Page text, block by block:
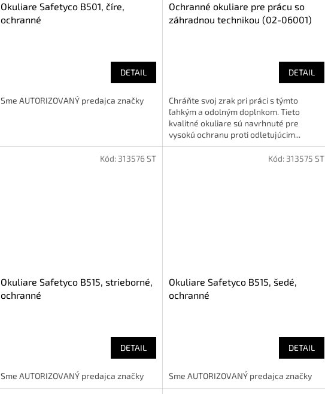
Okuliare Safetyco B501, číre,
ochranné
DETAIL
Sme AUTORIZOVANÝ predajca značky
Ochranné okuliare pre prácu so
záhradnou technikou (02-06001)
DETAIL
Chráňte svoj zrak pri práci s týmto
ľahkým a odolným doplnkom. Tieto
kvalitné okuliare sú navrhnuté pre
vysokú ochranu proti odletujúcim...
Okuliare Safetyco B515, strieborné,
ochranné
DETAIL
Sme AUTORIZOVANÝ predajca značky
Kód: 313576 ST
Okuliare Safetyco B515, šedé,
ochranné
DETAIL
Sme AUTORIZOVANÝ predajca značky
Kód: 313575 ST